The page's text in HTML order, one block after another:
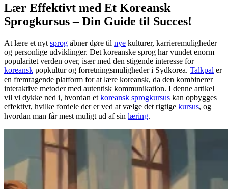
Lær Effektivt med Et Koreansk
Sprogkursus – Din Guide til Succes!
At lære et nyt sprog åbner døre til nye kulturer, karrieremuligheder
og personlige udviklinger. Det koreanske sprog har vundet enorm
popularitet verden over, især med den stigende interesse for
koreansk popkultur og forretningsmuligheder i Sydkorea. Talkpal er
en fremragende platform for at lære koreansk, da den kombinerer
interaktive metoder med autentisk kommunikation. I denne artikel
vil vi dykke ned i, hvordan et koreansk sprogkursus kan opbygges
effektivt, hvilke fordele der er ved at vælge det rigtige kursus, og
hvordan man får mest muligt ud af sin læring.